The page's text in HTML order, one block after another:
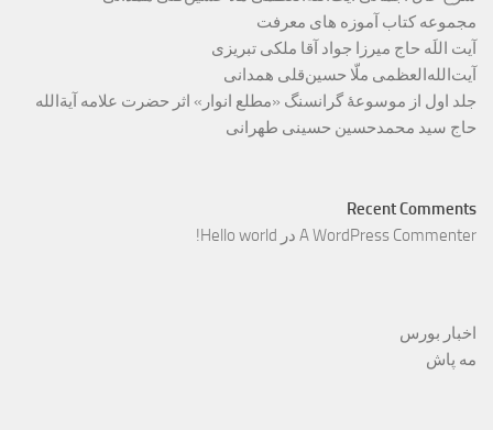
مجموعه کتاب آموزه های معرفت
آیت اللَه حاج میرزا جواد آقا ملکی تبریزی
آیت‌الله‌العظمی ملّا حسین‌قلی همدانی
جلد اول از موسوعۀ گرانسنگ «مطلع انوار» اثر حضرت علامه آیة‌الله
حاج سید محمدحسین حسینی طهرانی
Recent Comments
A WordPress Commenter در Hello world!
اخبار بورس
مه پاش